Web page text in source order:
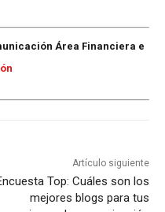
Área Financiera e
Artículo siguiente
Top: Cuáles son los
mejores blogs para tus